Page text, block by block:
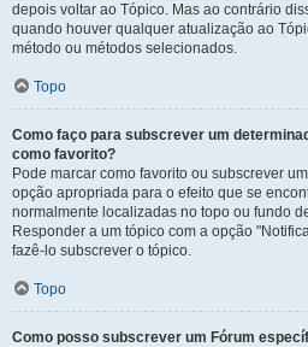
depois voltar ao Tópico. Mas ao contrário
quando houver qualquer atualização ao
método ou métodos selecionados.
Topo
Como faço para subscrever um
como favorito?
Pode marcar como favorito ou subscrever
opção apropriada para o efeito que se
normalmente localizadas no topo ou fundo
Responder a um tópico com a opção
fazê-lo subscrever o tópico.
Topo
Como posso subscrever um Fórum